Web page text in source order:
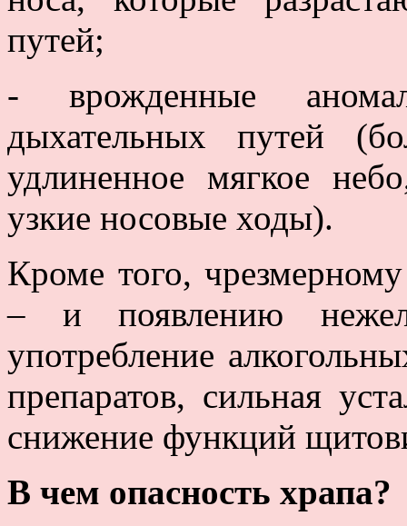
путей;
- врожденные
дыхательных путей
удлиненное мягкое
узкие носовые ходы).
Кроме того,
– и появлению
употребление
препаратов, сильная
снижение функций
В чем опасность храпа?